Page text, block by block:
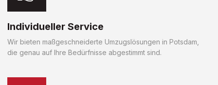
Individueller Service
Wir bieten maßgeschneiderte Umzugslösungen in Potsdam,
die genau auf Ihre Bedürfnisse abgestimmt sind.